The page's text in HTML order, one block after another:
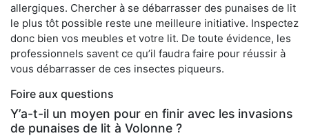
allergiques. Chercher à se débarrasser des punaises de lit
le plus tôt possible reste une meilleure initiative. Inspectez
donc bien vos meubles et votre lit. De toute évidence, les
professionnels savent ce qu’il faudra faire pour réussir à
vous débarrasser de ces insectes piqueurs.
Foire aux questions
Y’a-t-il un moyen pour en finir avec les invasions
de punaises de lit à Volonne ?